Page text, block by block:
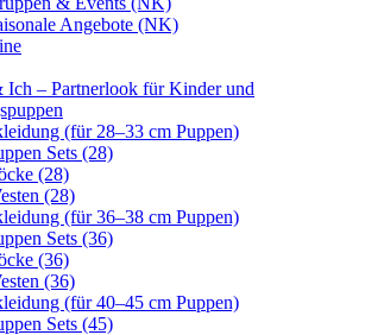
Angebote (NK)
Ich – Partnerlook für Kinder und
(für 28–33 cm Puppen)
Sets (28)
(28)
(28)
(für 36–38 cm Puppen)
Sets (36)
(36)
(36)
(für 40–45 cm Puppen)
Sets (45)